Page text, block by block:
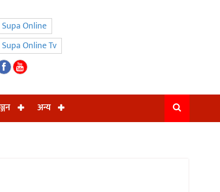
Supa Online
Supa Online Tv
अन्य